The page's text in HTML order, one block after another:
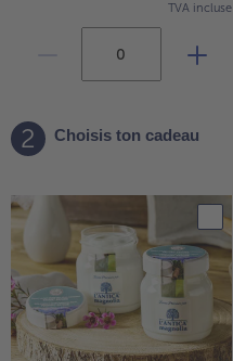
TVA incluse
2 Choisis ton cadeau